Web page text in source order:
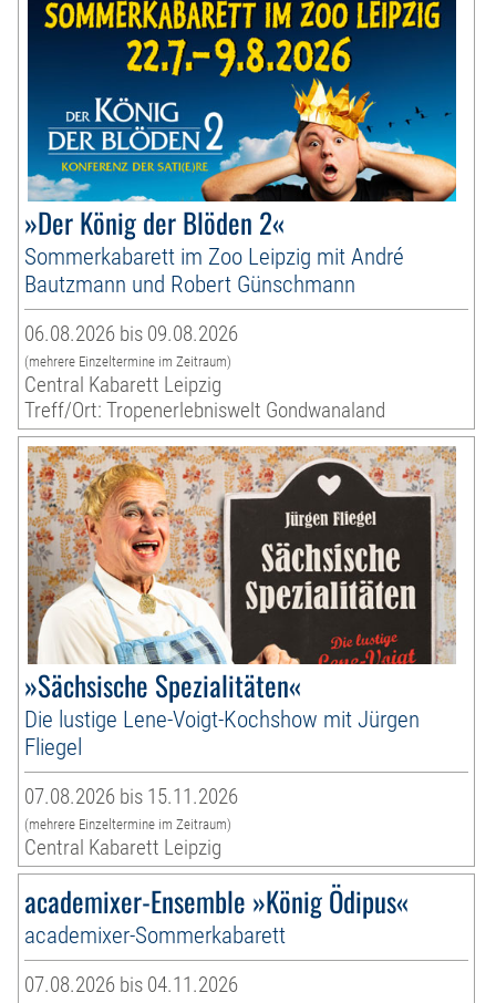
»Der König der Blöden 2«
Sommerkabarett im Zoo Leipzig mit André
Bautzmann und Robert Günschmann
06.08.2026 bis 09.08.2026
(mehrere Einzeltermine im Zeitraum)
Central Kabarett Leipzig
Treff/Ort: Tropenerlebniswelt Gondwanaland
»Sächsische Spezialitäten«
Die lustige Lene-Voigt-Kochshow mit Jürgen
Fliegel
07.08.2026 bis 15.11.2026
(mehrere Einzeltermine im Zeitraum)
Central Kabarett Leipzig
academixer-Ensemble »König Ödipus«
academixer-Sommerkabarett
07.08.2026 bis 04.11.2026